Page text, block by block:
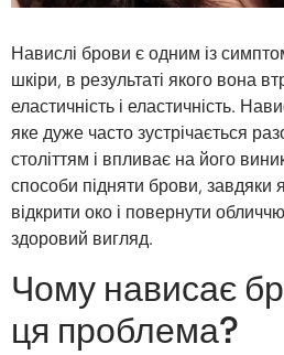
Навислі брови є одним із
шкіри, в результаті якого вона
еластичність і еластичність.
яке дуже часто зустрічається
століттям і впливає на його
способи підняти брови,
відкрити око і повернути
здоровий вигляд.
Чому нависає
ця проблема?